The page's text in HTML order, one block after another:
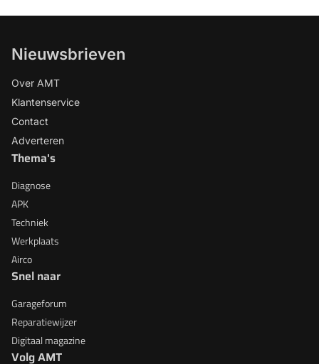
Nieuwsbrieven
Over AMT
Klantenservice
Contact
Adverteren
Thema's
Diagnose
APK
Techniek
Werkplaats
Airco
Snel naar
Garageforum
Reparatiewijzer
Digitaal magazine
Volg AMT